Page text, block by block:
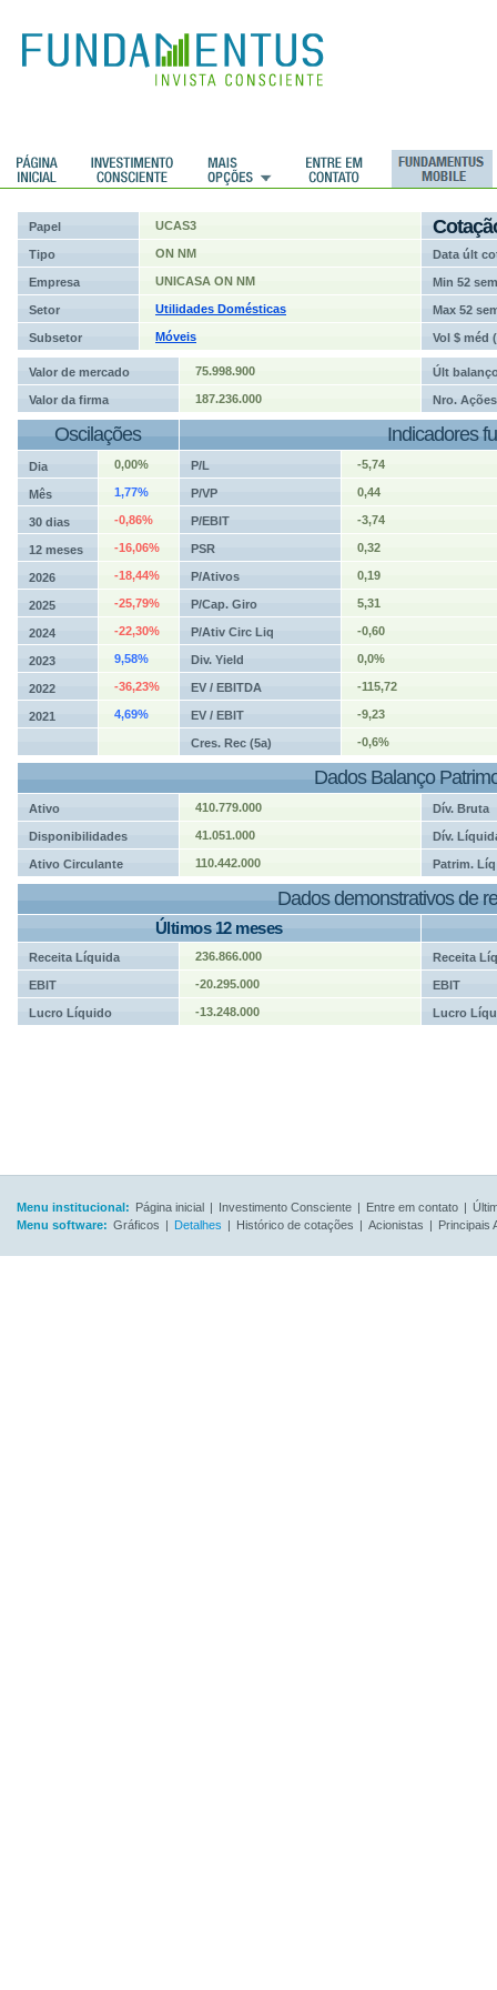
Papel UCAS3
Tipo ON NM Data últ
Empresa UNICASA ON NM Min 52 sem
Setor Utilidades Domésticas Max 52
Subsetor Móveis Vol $ méd
Valor de mercado 75.998.900 Últ
Valor da firma 187.236.000 Nro. Ações
Oscilações Indicadores
Dia 0,00% P/L -5,74
Mês 1,77% P/VP 0,44
30 dias -0,86% P/EBIT -3,74
12 meses -16,06% PSR 0,32
2026 -18,44% P/Ativos 0,19
2025 -25,79% P/Cap. Giro 5,31
2024 -22,30% P/Ativ Circ Liq -0,60
2023 9,58% Div. Yield 0,0%
2022 -36,23% EV / EBITDA -115,72
2021 4,69% EV / EBIT -9,23
Cres. Rec (5a) -0,6%
Dados Balanço
Ativo 410.779.000 Dív. Bruta
Disponibilidades 41.051.000 Dív.
Ativo Circulante 110.442.000 Patrim. Líq
Dados demonstrativos de
Últimos 12 meses
Receita Líquida 236.866.000 Receita
EBIT -20.295.000 EBIT
Lucro Líquido -13.248.000 Lucro
Menu institucional: Página inicial | Investimento Consciente | Entre em contato |
Menu software: Gráficos | Detalhes | Histórico de cotações | Acionistas | Principais